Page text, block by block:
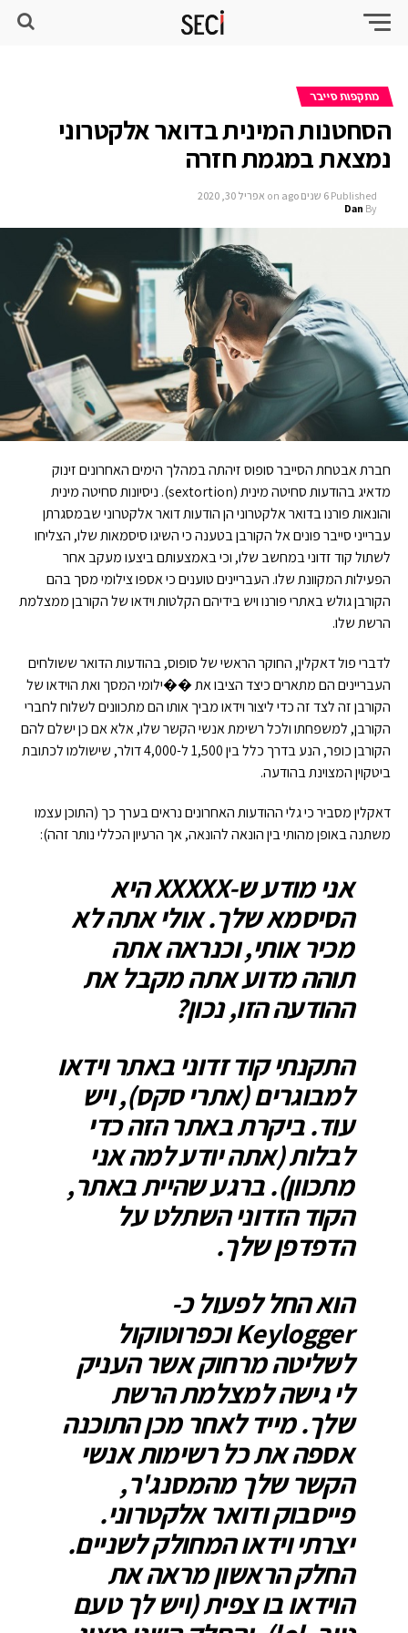
מתקפות סייבר
הסחטנות המינית בדואר אלקטרוני
נמצאת במגמת חזרה
Published 6 שנים ago on אפריל 30, 2020
By
Dan
חברת אבטחת הסייבר סופוס זיהתה במהלך הימים האחרונים זינוק
מדאיג בהודעות סחיטה מינית (sextortion). ניסיונות סחיטה מינית
והונאות פורנו בדואר אלקטרוני הן הודעות דואר אלקטרוני שבמסגרתן
עברייני סייבר פונים אל הקורבן בטענה כי השיגו סיסמאות שלו, הצליחו
לשתול קוד זדוני במחשב שלו, וכי באמצעותם ביצעו מעקב אחר
הפעילות המקוונת שלו. העבריינים טוענים כי אספו צילומי מסך בהם
הקורבן גולש באתרי פורנו ויש בידיהם הקלטות וידאו של הקורבן ממצלמת
הרשת שלו.
לדברי פול דאקלין, החוקר הראשי של סופוס, בהודעות הדואר ששולחים
העבריינים הם מתארים כיצד הציבו את ��ילומי המסך ואת הוידאו של
הקורבן זה לצד זה כדי ליצור וידאו מביך אותו הם מתכוונים לשלוח לחברי
הקורבן, למשפחתו ולכל רשימת אנשי הקשר שלו, אלא אם כן ישלם להם
הקורבן כופר, הנע בדרך כלל בין 1,500 ל-4,000 דולר, שישולמו לכתובת
ביטקוין המצוינת בהודעה.
דאקלין מסביר כי גלי ההודעות האחרונים נראים בערך כך (התוכן עצמו
משתנה באופן מהותי בין הונאה להונאה, אך הרעיון הכללי נותר זהה):
אני מודע ש-XXXXX היא
הסיסמא שלך. אולי אתה לא
מכיר אותי, וכנראה אתה
תוהה מדוע אתה מקבל את
ההודעה הזו, נכון?
התקנתי קוד זדוני באתר וידאו
למבוגרים (אתרי סקס), ויש
עוד. ביקרת באתר הזה כדי
לבלות (אתה יודע למה אני
מתכוון). ברגע שהיית באתר,
הקוד הזדוני השתלט על
הדפדפן שלך.
הוא החל לפעול כ-
Keylogger וכפרוטוקול
לשליטה מרחוק אשר העניק
לי גישה למצלמת הרשת
שלך. מייד לאחר מכן התוכנה
אספה את כל רשימות אנשי
הקשר שלך מהמסנג'ר,
פייסבוק ודואר אלקטרוני.
יצרתי וידאו המחולק לשניים.
החלק הראשון מראה את
הוידאו בו צפית (ויש לך טעם